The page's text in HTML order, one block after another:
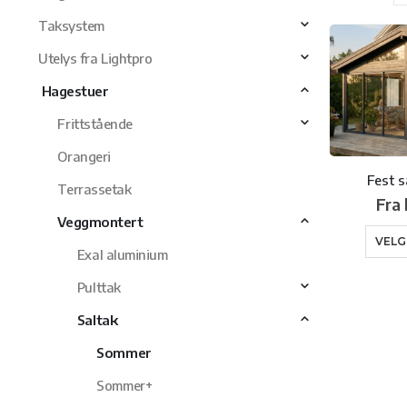
Fest
Fra
Taksystem
Utelys fra Lightpro
Hagestuer
Frittstående
Orangeri
Terrassetak
Veggmontert
Exal aluminium
Pulttak
Saltak
Sommer
Sommer+